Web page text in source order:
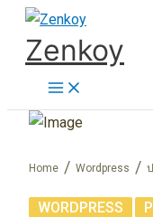
Skip
content
Zenkoy
Home Wordpress
WORDPRESS